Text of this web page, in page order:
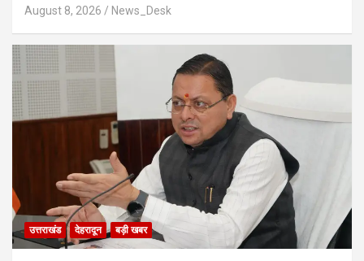
August 8, 2026 News_Desk
उत्तराखंड देहरादून बड़ी खबर